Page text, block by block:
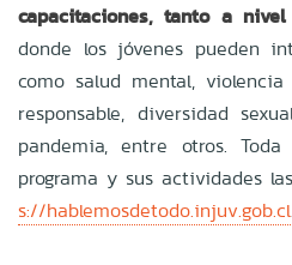
capacitaciones, tanto a
donde los jóvenes pueden
como salud mental,
responsable, diversidad
pandemia, entre otros.
programa y sus actividades
s://hablemosdetodo.injuv.gob.cl.